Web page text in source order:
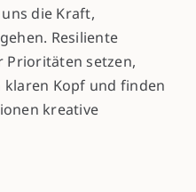
die Kraft,
Resiliente
Prioritäten setzen,
klaren Kopf und finden
kreative